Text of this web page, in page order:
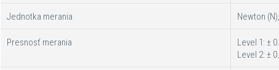
Jednotka merania Newton
Presnosť merania
Level 1: ±
Level 2: ±